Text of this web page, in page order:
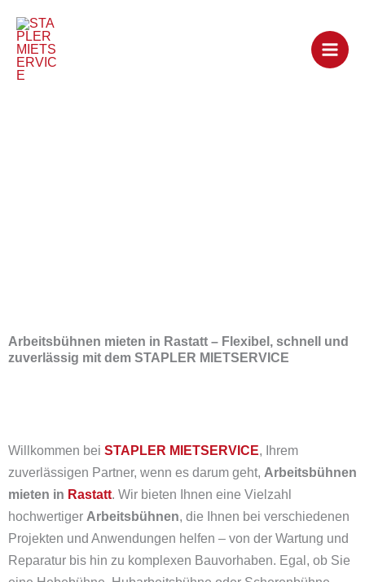
Inhalt
springen
Arbeitsbühnen mieten in Rastatt – Flexibel, schnell und
zuverlässig mit dem STAPLER MIETSERVICE
Willkommen bei STAPLER MIETSERVICE, Ihrem
zuverlässigen Partner, wenn es darum geht, Arbeitsbühnen
mieten in Rastatt. Wir bieten Ihnen eine Vielzahl
hochwertiger Arbeitsbühnen, die Ihnen bei verschiedenen
Projekten und Anwendungen helfen – von der Wartung und
Reparatur bis hin zu komplexen Bauvorhaben. Egal, ob Sie